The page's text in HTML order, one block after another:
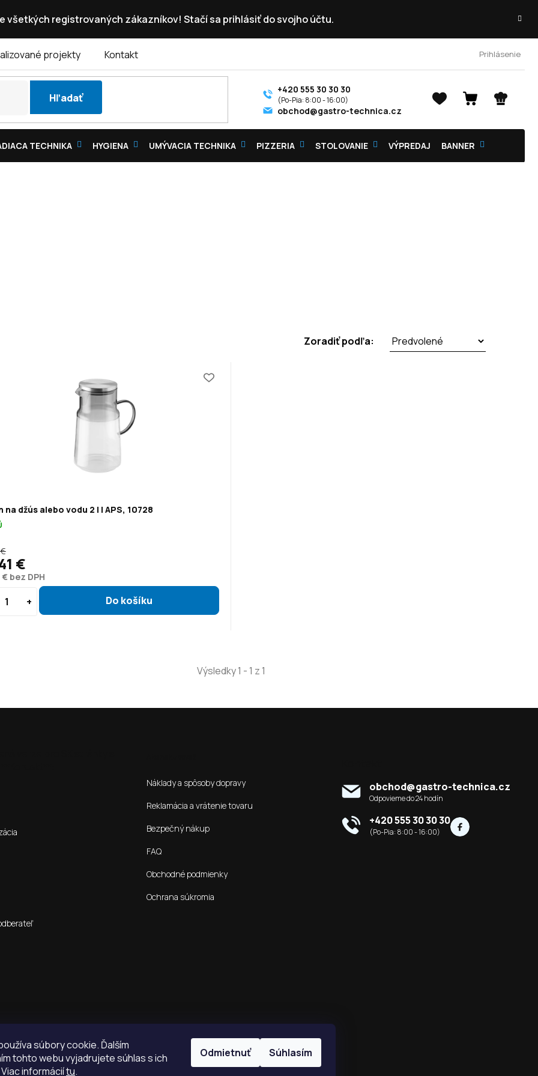
súbory cookie. Ďalším
tohto webu vyjadrujete súhlas s ich
informáciítu.
Odmietnuť Súhlasím
všetkých registrovaných zákazníkov! Stačí sa prihlásiť do svojho účtu.
projekty Kontakt Prihlásenie
Hľadať
NÁKUPNÝ
+420 555 30 30 30
obchod@gastro-technica.cz
TECHNIKA HYGIENA UMÝVACIA TECHNIKA PIZZERIA STOLOVANIE VÝPREDAJ BANNER
Zoradiť podľa:
na džús alebo vodu 2 l | APS, 10728
bez DPH
€
Výsledky 1 - 1 z 1
Náklady a spôsoby dopravy
Reklamácia a vrátenie tovaru
Bezpečný nákup
FAQ
Obchodné podmienky
Ochrana súkromia
obchod@gastro-technica.cz
+420 555 30 30 30